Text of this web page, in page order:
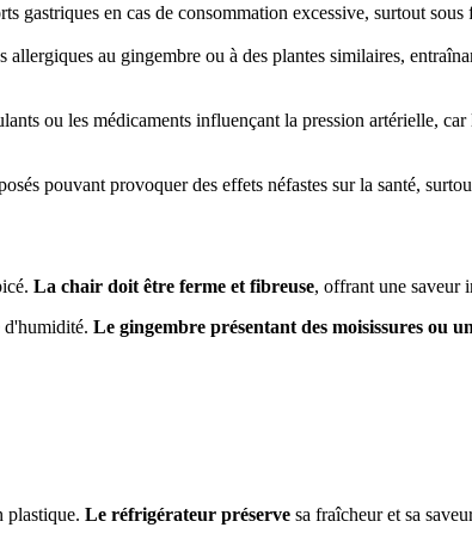
gastriques en cas de consommation excessive, surtout
allergiques au gingembre ou à des plantes similaires,
ou les médicaments influençant la pression artérielle,
pouvant provoquer des effets néfastes sur la santé,
La chair doit être ferme et fibreuse, offrant une saveur
d'humidité. Le gingembre présentant des moisissures ou
plastique. Le réfrigérateur préserve sa fraîcheur et sa